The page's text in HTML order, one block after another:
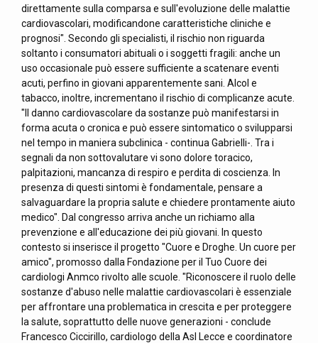
direttamente sulla comparsa e sull'evoluzione delle malattie
cardiovascolari, modificandone caratteristiche cliniche e
prognosi". Secondo gli specialisti, il rischio non riguarda
soltanto i consumatori abituali o i soggetti fragili: anche un
uso occasionale può essere sufficiente a scatenare eventi
acuti, perfino in giovani apparentemente sani. Alcol e
tabacco, inoltre, incrementano il rischio di complicanze acute.
"Il danno cardiovascolare da sostanze può manifestarsi in
forma acuta o cronica e può essere sintomatico o svilupparsi
nel tempo in maniera subclinica - continua Gabrielli-. Tra i
segnali da non sottovalutare vi sono dolore toracico,
palpitazioni, mancanza di respiro e perdita di coscienza. In
presenza di questi sintomi è fondamentale, pensare a
salvaguardare la propria salute e chiedere prontamente aiuto
medico". Dal congresso arriva anche un richiamo alla
prevenzione e all'educazione dei più giovani. In questo
contesto si inserisce il progetto "Cuore e Droghe. Un cuore per
amico", promosso dalla Fondazione per il Tuo Cuore dei
cardiologi Anmco rivolto alle scuole. "Riconoscere il ruolo delle
sostanze d'abuso nelle malattie cardiovascolari è essenziale
per affrontare una problematica in crescita e per proteggere
la salute, soprattutto delle nuove generazioni - conclude
Francesco Ciccirillo, cardiologo della Asl Lecce e coordinatore